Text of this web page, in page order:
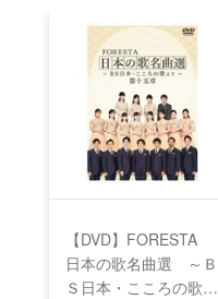
【DVD】FORESTA
日本の歌名曲選 ～Ｂ
Ｓ日本・こころの歌よ